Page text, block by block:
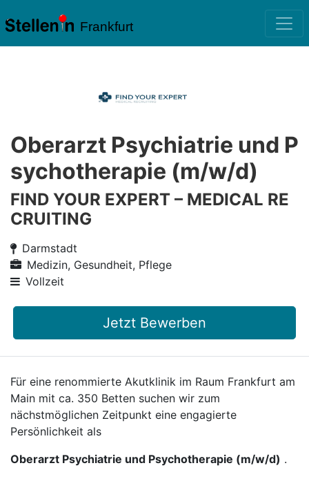
Frankfurt
Oberarzt Psychiatrie und P
sychotherapie (m/w/d)
FIND YOUR EXPERT – MEDICAL RE
CRUITING
Darmstadt
Medizin, Gesundheit, Pflege
Vollzeit
Jetzt Bewerben
Für eine renommierte Akutklinik im Raum Frankfurt am
Main mit ca. 350 Betten suchen wir zum
nächstmöglichen Zeitpunkt eine engagierte
Persönlichkeit als
Oberarzt Psychiatrie und Psychotherapie (m/w/d) .